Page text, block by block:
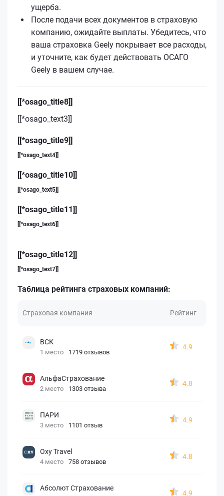
ущерба.
После подачи всех документов в страховую
компанию, ожидайте выплаты. Убедитесь, что
ваша страховка Geely покрывает все расходы,
и уточните, как будет действовать ОСАГО
Geely в вашем случае.
[[*osago_title8]]
[[*osago_text3]]
[[*osago_title9]]
[[*osago_text4]]
[[*osago_title10]]
[[*osago_text5]]
[[*osago_title11]]
[[*osago_text6]]
[[*osago_title12]]
[[*osago_text7]]
Таблица рейтинга страховых компаний:
Страховая компания Рейтинг
ВСК
1 место 1719 отзывов
4.9
АльфаСтрахование
2 место 1303 отзыва
4.8
ПАРИ
3 место 1101 отзыв
4.9
Oxy Travel
4 место 758 отзывов
4.8
Абсолют Страхование
4.9